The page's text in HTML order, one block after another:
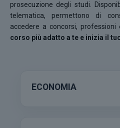
prosecuzione degli studi.
telematica, permettono di
accedere a concorsi, professioni
corso più adatto a te e inizia il
ECONOMIA